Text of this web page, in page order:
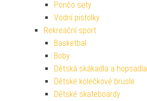
Pončo sety
Vodní pistolky
Rekreační sport
Basketbal
Boby
Dětská skákadla a hopsadla
Dětské kolečkové brusle
Dětské skateboardy